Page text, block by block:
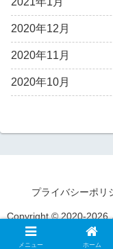
2020年12月
2020年11月
2020年10月
プライバシーポリ
Copyright © 2020-2026
メニュー ホーム